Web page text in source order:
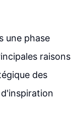
une phase
raisons
des